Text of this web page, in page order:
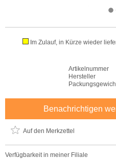
Im Zulauf, in Kürze wieder
Artikelnummer
Hersteller
Benachrichtigen
Auf den Merkzettel
Verfügbarkeit in meiner Filiale